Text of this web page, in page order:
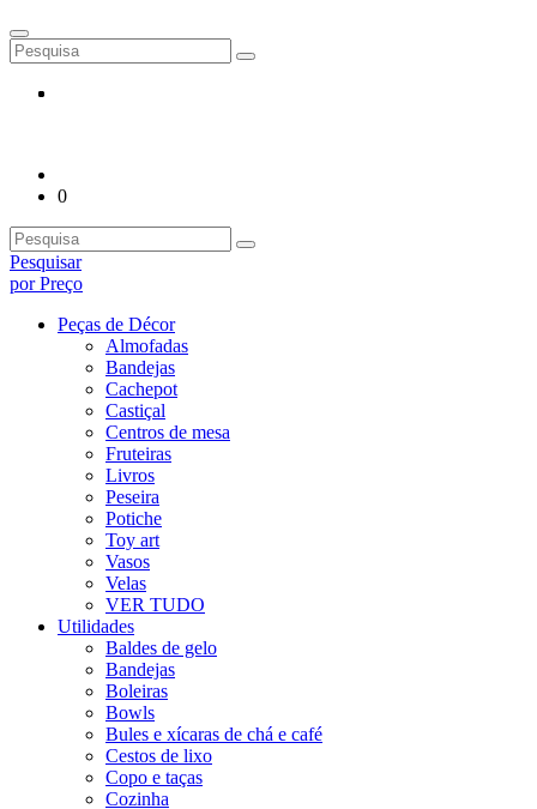
0
Pesquisar
por Preço
Peças de Décor
Almofadas
Bandejas
Cachepot
Castiçal
Centros de mesa
Fruteiras
Livros
Peseira
Potiche
Toy art
Vasos
Velas
VER TUDO
Utilidades
Baldes de gelo
Bandejas
Boleiras
Bowls
Bules e xícaras de chá e café
Cestos de lixo
Copo e taças
Cozinha